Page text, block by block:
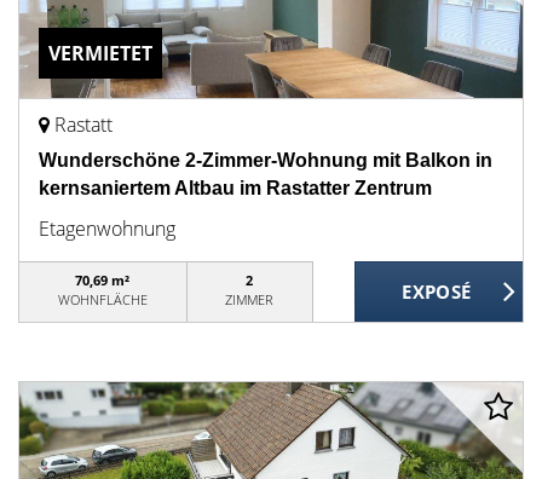
VERMIETET
Rastatt
Wunderschöne 2-Zimmer-Wohnung mit Balkon in
kernsaniertem Altbau im Rastatter Zentrum
Etagenwohnung
70,69 m²
WOHNFLÄCHE
2
ZIMMER